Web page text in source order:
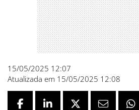
15/05/2025 12:07
Atualizada em 15/05/2025 12:08